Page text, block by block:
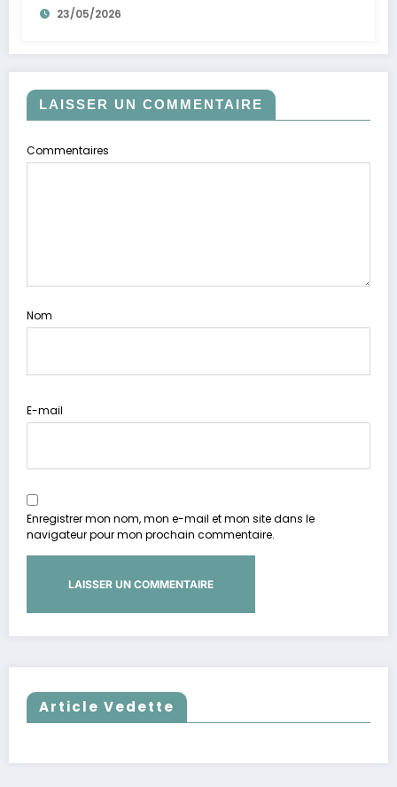
23/05/2026
LAISSER UN COMMENTAIRE
Commentaires
Nom
E-mail
Enregistrer mon nom, mon e-mail et mon site dans le
navigateur pour mon prochain commentaire.
Article Vedette